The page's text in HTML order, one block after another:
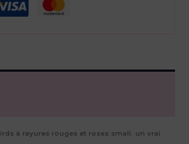
à rayures rouges et roses small. un vrai